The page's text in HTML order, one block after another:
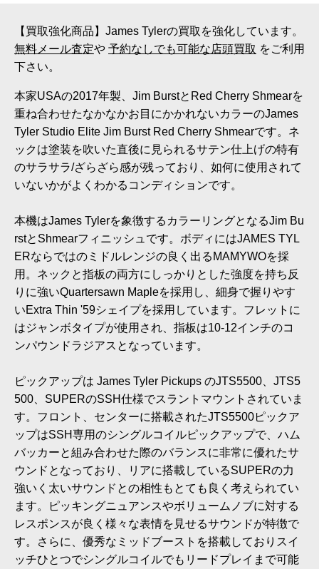
【買取強化商品】James Tylerの買取を強化しています。
無料メール査定や 予約なしでも可能な店頭買取 をご利用
下さい。
本家USAの2017年製、Jim BurstとRed Cherry Shmearを
重ね合わせたなかなかお目にかかれないカラーのJames
Tyler Studio Elite Jim Burst Red Cherry Shmearです。ネ
ックは塗装を吹いた直後に見られるサテン仕上げの特有
のサラサラ/ざらざら感が残っており、如何に使用されて
いないかがよくわかるコンディションです。
本機はJames Tylerを象徴するカラーリングとなるJim Bu
rstとShmearフィニッシュです。ボディにはJAMES TYL
ERならではのミドルレンジの良く出るMAMYWOを採
用。ネックと指板の両方にしっかりとした強度を持ち反
りに強いQuartersawn Mapleを採用し、細身で握りやす
いExtra Thin '59シェイプを採用しています。フレットに
はジャンボタイプが使用され、指板は10-12インチのコ
ンパウンドラジアスとなっています。
ピックアップは James Tyler Pickups のJTS5500、JTS5
500、SUPERのSSH仕様でスラントマウントされていま
す。フロント、センターに搭載されたJTS5500ピックア
ップはSSH専用のシングルコイルピックアップで、ハム
バッカーと組み合わせた際のバランスに非常に優れたサ
ウンドとなっており、リアに搭載しているSUPERの力
強いく太いサウンドとの相性もとても良く考えられてい
ます。ピッキングニュアンスやボリュームノブに対する
レスポンスが良く様々な表情を見せるサウンドが特徴で
す。さらに、優秀なミッドブーストを搭載しておりスイ
ッチひとつでシングルコイルでもリードプレイまで可能